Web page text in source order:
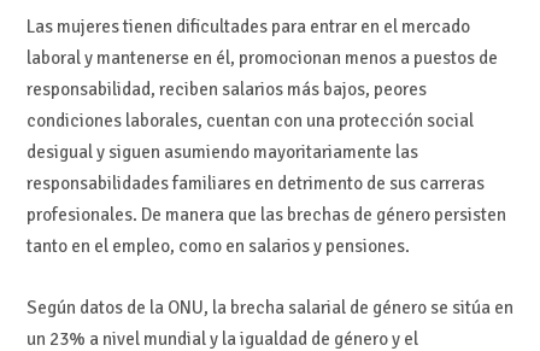
Las mujeres tienen dificultades para entrar en el mercado
laboral y mantenerse en él, promocionan menos a puestos de
responsabilidad, reciben salarios más bajos, peores
condiciones laborales, cuentan con una protección social
desigual y siguen asumiendo mayoritariamente las
responsabilidades familiares en detrimento de sus carreras
profesionales. De manera que las brechas de género persisten
tanto en el empleo, como en salarios y pensiones.
Según datos de la ONU, la brecha salarial de género se sitúa en
un 23% a nivel mundial y la igualdad de género y el